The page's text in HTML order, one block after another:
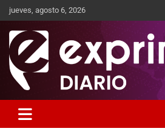
jueves, agosto 6, 2026
Exprimidor media